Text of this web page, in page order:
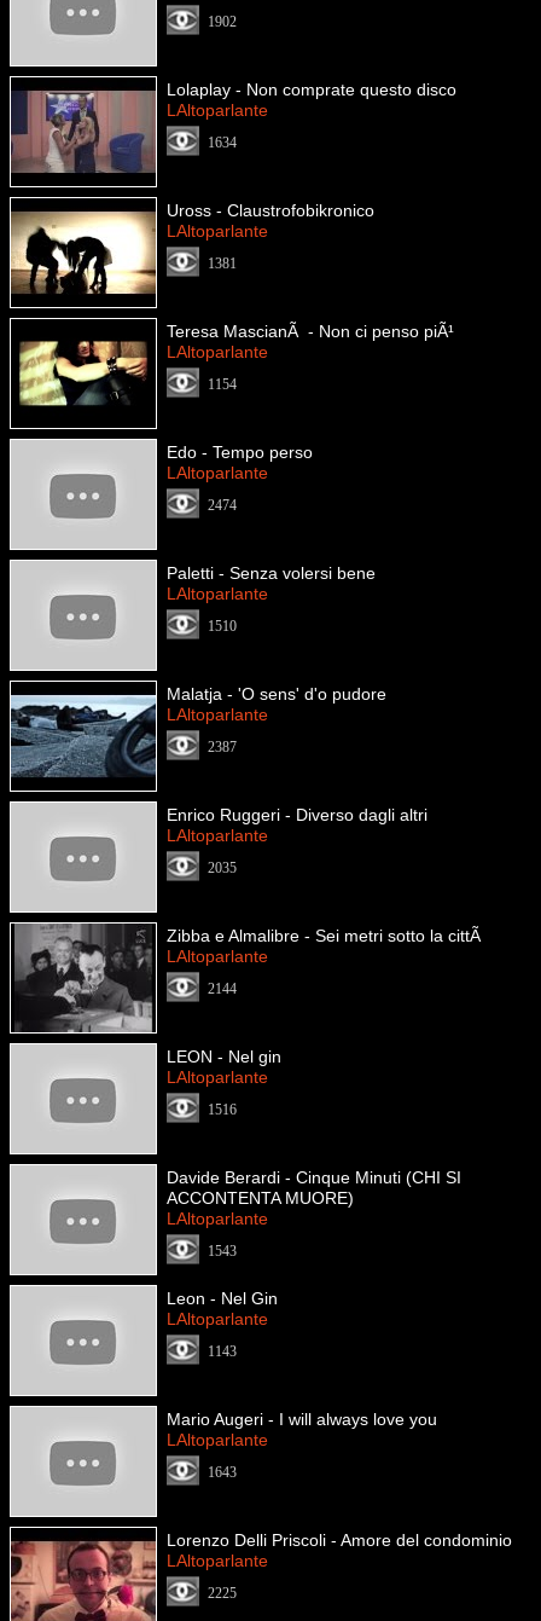
1902
Lolaplay - Non comprate questo disco
LAltoparlante
1634
Uross - Claustrofobikronico
LAltoparlante
1381
Teresa MascianÃ - Non ci penso piÃ¹
LAltoparlante
1154
Edo - Tempo perso
LAltoparlante
2474
Paletti - Senza volersi bene
LAltoparlante
1510
Malatja - 'O sens' d'o pudore
LAltoparlante
2387
Enrico Ruggeri - Diverso dagli altri
LAltoparlante
2035
Zibba e Almalibre - Sei metri sotto la cittÃ
LAltoparlante
2144
LEON - Nel gin
LAltoparlante
1516
Davide Berardi - Cinque Minuti (CHI SI
ACCONTENTA MUORE)
LAltoparlante
1543
Leon - Nel Gin
LAltoparlante
1143
Mario Augeri - I will always love you
LAltoparlante
1643
Lorenzo Delli Priscoli - Amore del condominio
LAltoparlante
2225